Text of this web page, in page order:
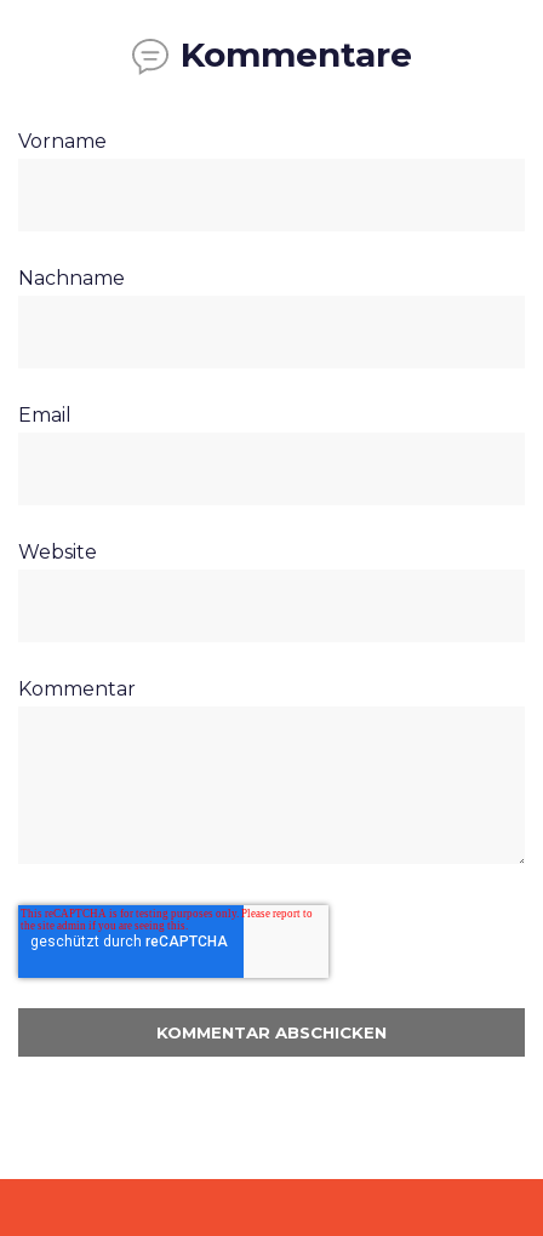
Kommentare
Vorname
Nachname
Email
Website
Kommentar